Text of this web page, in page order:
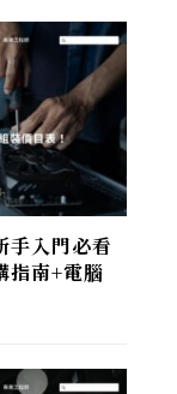
手入門必看
指南+電腦